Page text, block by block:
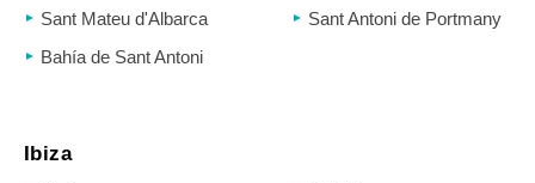
Sant Mateu d'Albarca
Sant Antoni de Portmany
Bahía de Sant Antoni
Ibiza